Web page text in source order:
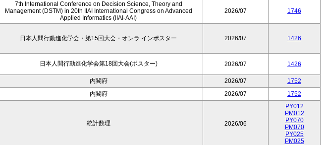
7th International Conference on Decision Science, Theory and
Management (DSTM) in 20th IIAI International Congress on Advanced
Applied Informatics (IIAI-AAI)
2026/07 1746
日本人間行動進化学会・第15回大会・オンラ インポスター 2026/07 1426
日本人間行動進化学会第18回大会(ポスター) 2026/07 1426
内閣府 2026/07
1752
内閣府 2026/07 1752
統計数理 2026/06
PY012
PM012
PY070
PM070
PY025
PM025